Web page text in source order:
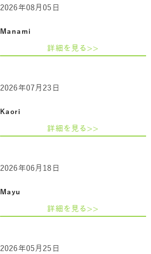
Manami
2026年08月05日
詳細を見る>>
Kaori
2026年07月23日
詳細を見る>>
Mayu
2026年06月18日
詳細を見る>>
2026年05月25日